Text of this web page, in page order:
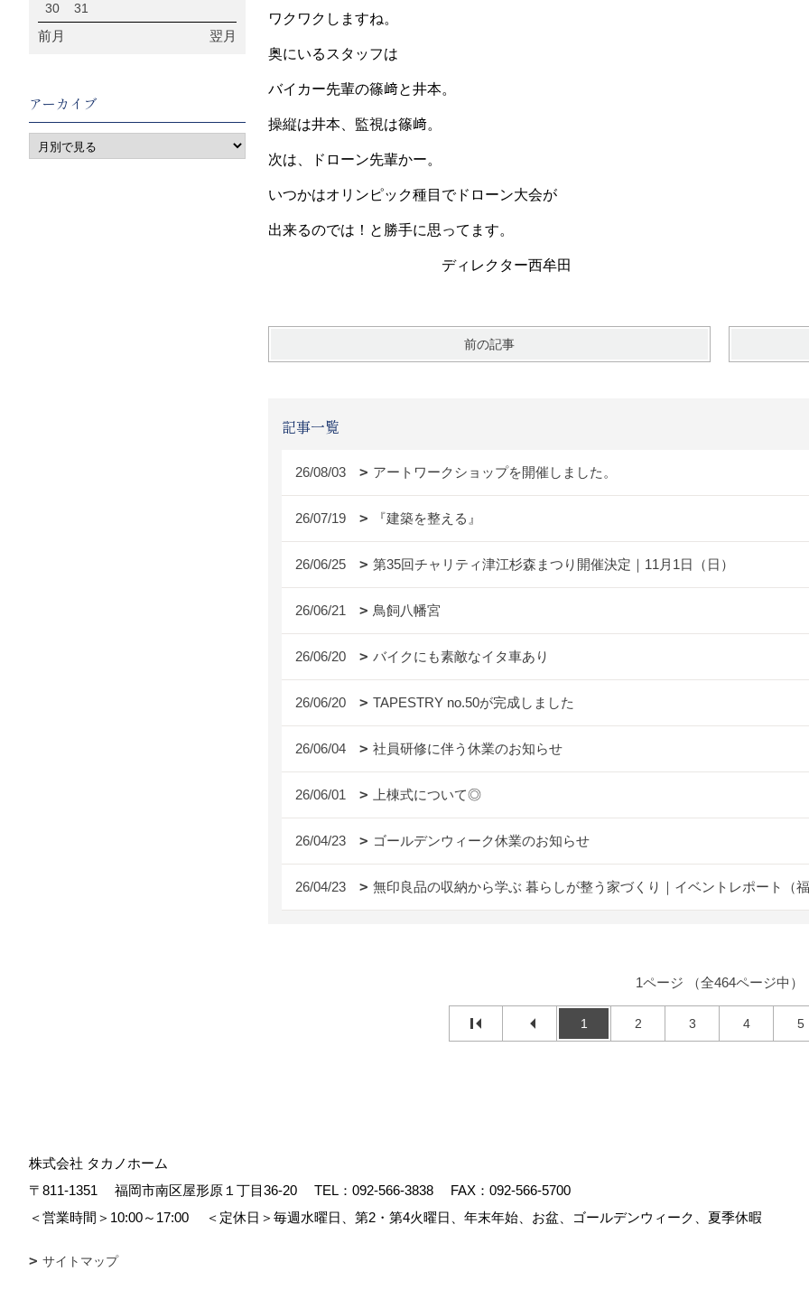
ワクワクしますね。
奥にいるスタッフは
バイカー先輩の篠﨑と井本。
操縦は井本、監視は篠﨑。
次は、ドローン先輩かー。
いつかはオリンピック種目でドローン大会が
出来るのでは！と勝手に思ってます。
ディレクター西牟田
前の記事
記事一覧
26/08/03 アートワークショップを開催しました。
26/07/19 『建築を整える』
26/06/25 第35回チャリティ津江杉森まつり開催決定｜11月1日（日）
26/06/21 鳥飼八幡宮
26/06/20 バイクにも素敵なイタ車あり
26/06/20 TAPESTRY no.50が完成しました
26/06/04 社員研修に伴う休業のお知らせ
26/06/01 上棟式について◎
26/04/23 ゴールデンウィーク休業のお知らせ
26/04/23 無印良品の収納から学ぶ 暮らしが整う家づくり｜イベントレポート（
1ページ （全464ページ中）
1 2 3 4 5
30
31
前月 翌月
アーカイブ
株式会社 タカノホーム
〒811-1351
福岡市南区屋形原１丁目36-20 TEL： 092-566-3838
FAX：092-566-5700
＜営業時間＞10:00～17:00
＜定休日＞毎週水曜日、第2・第4火曜日、年末年始、お盆、ゴールデンウィーク、夏季休暇
サイトマップ